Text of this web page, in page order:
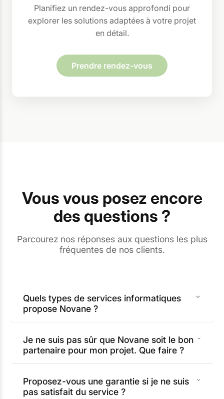
Planifiez un rendez-vous approfondi pour
explorer les solutions adaptées à votre projet
en détail.
Prendre rendez-vous
Vous vous posez encore
des questions ?
Parcourez nos réponses aux questions les plus
fréquentes de nos clients.
Quels types de services informatiques
propose Novane ?
Je ne suis pas sûr que Novane soit le bon
partenaire pour mon projet. Que faire ?
Proposez-vous une garantie si je ne suis
pas satisfait du service ?